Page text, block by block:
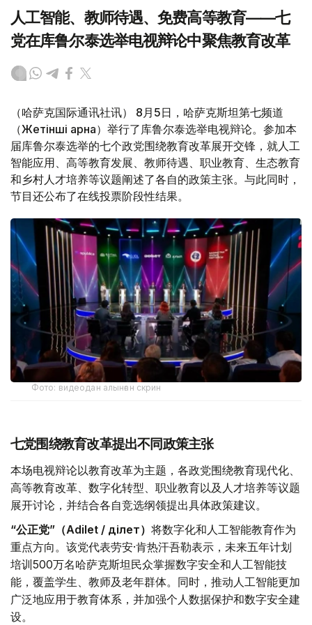
人工智能、教师待遇、免费高等教育——七
党在库鲁尔泰选举电视辩论中聚焦教育改革
（哈萨克国际通讯社讯） 8月5日，哈萨克斯坦第七频道
（Жетінші арна）举行了库鲁尔泰选举电视辩论。参加本
届库鲁尔泰选举的七个政党围绕教育改革展开交锋，就人工
智能应用、高等教育发展、教师待遇、职业教育、生态教育
和乡村人才培养等议题阐述了各自的政策主张。与此同时，
节目还公布了在线投票阶段性结果。
Фото: видеодан алынған скрин
七党围绕教育改革提出不同政策主张
本场电视辩论以教育改革为主题，各政党围绕教育现代化、
高等教育改革、数字化转型、职业教育以及人才培养等议题
展开讨论，并结合各自竞选纲领提出具体政策建议。
“公正党”（Adilet / Әділет） 将数字化和人工智能教育作为
重点方向。该党代表劳安·肯热汗吾勒表示，未来五年计划
培训500万名哈萨克斯坦民众掌握数字安全和人工智能技
能，覆盖学生、教师及老年群体。同时，推动人工智能更加
广泛地应用于教育体系，并加强个人数据保护和数字安全建
设。